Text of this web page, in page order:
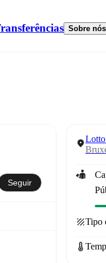
Sobre nós
Seguir
Tipo